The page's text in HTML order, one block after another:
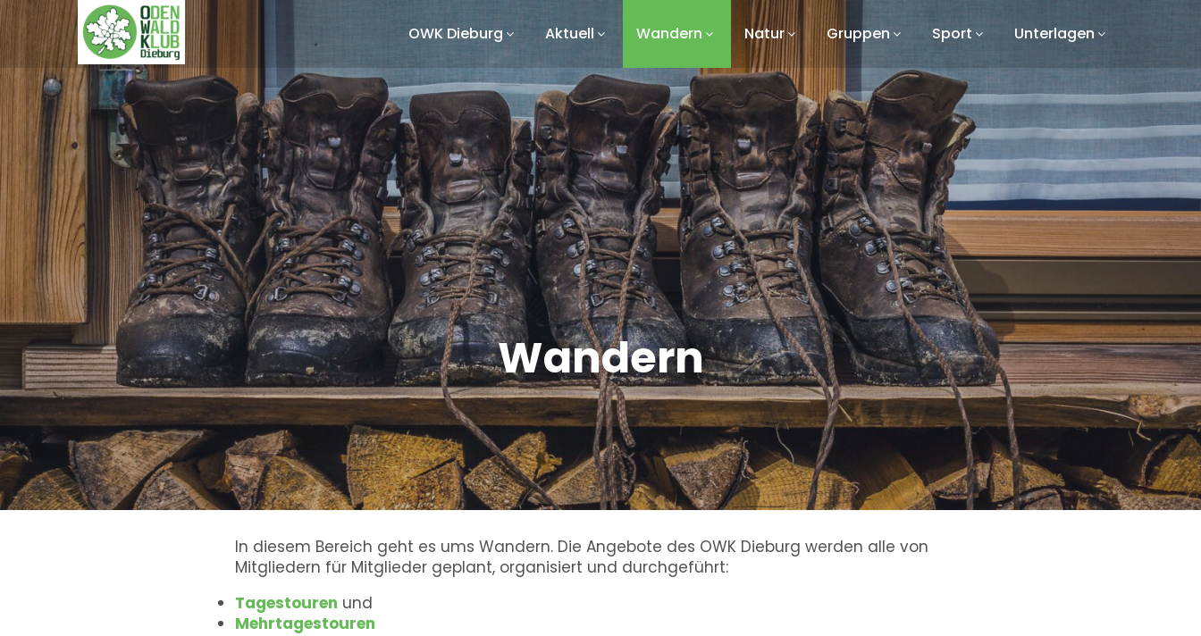
OWK Dieburg Aktuell Wandern Natur Gruppen Sport Unterlagen
Wandern
In diesem Bereich geht es ums Wandern. Die Angebote des OWK Dieburg werden alle von
Mitgliedern für Mitglieder geplant, organisiert und durchgeführt:
Tagestouren und
Mehrtagestouren